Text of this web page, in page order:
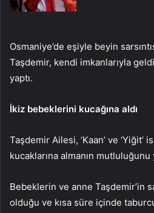
Osmaniye’de eşiyle beyin
Taşdemir, kendi imkanlarıyla
yaptı.
İkiz bebeklerini kucağına aldı
Taşdemir Ailesi, ‘Kaan’ ve
kucaklarına almanın mutluluğunu
Bebeklerin ve anne Taşdemir’in
olduğu ve kısa süre içinde